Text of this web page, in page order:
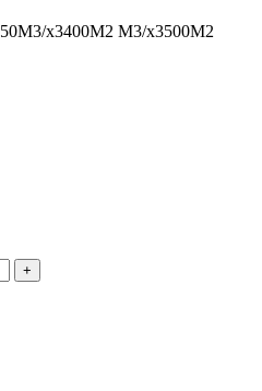
x3400M2 M3/x3500M2